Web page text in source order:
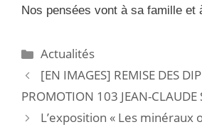
Nos pensées vont à sa famille et
Actualités
[EN IMAGES] REMISE DES
PROMOTION 103 JEAN-
L’exposition « Les minéraux